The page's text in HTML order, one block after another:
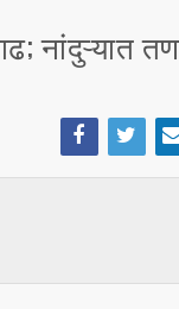
नांदुऱ्यात
Face
Twi